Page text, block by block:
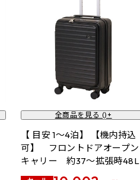
全商品を見る ()+
【 目安 1～4泊】 【機内持込
可】 フロントドアオープン
キャリー 約37～拡張時48L